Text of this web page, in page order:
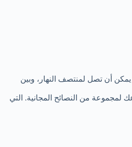
أن تصل لمنتصف النهار، وبين
لمجموعة من النصائح المجانية. التي